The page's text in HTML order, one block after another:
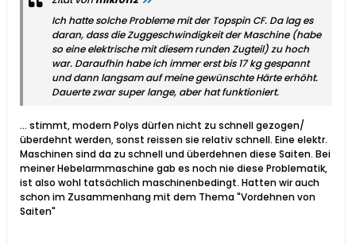
Ich hatte solche Probleme mit der Topspin CF. Da lag es
daran, dass die Zuggeschwindigkeit der Maschine (habe
so eine elektrische mit diesem runden Zugteil) zu hoch
war. Daraufhin habe ich immer erst bis 17 kg gespannt
und dann langsam auf meine gewünschte Härte erhöht.
Dauerte zwar super lange, aber hat funktioniert.
... stimmt, modern Polys dürfen nicht zu schnell gezogen/
überdehnt werden, sonst reissen sie relativ schnell. Eine elektr.
Maschinen sind da zu schnell und überdehnen diese Saiten. Bei
meiner Hebelarmmaschine gab es noch nie diese Problematik,
ist also wohl tatsächlich maschinenbedingt. Hatten wir auch
schon im Zusammenhang mit dem Thema "Vordehnen von
Saiten"